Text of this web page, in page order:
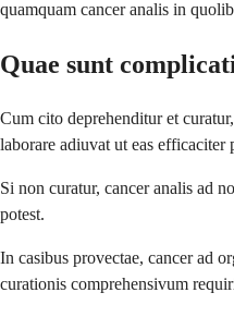
quamquam cancer analis in
Quae sunt
Cum cito deprehenditur et
laborare adiuvat ut eas efficaciter
Si non curatur, cancer analis ad
potest.
In casibus provectae, cancer ad
curationis comprehensivum